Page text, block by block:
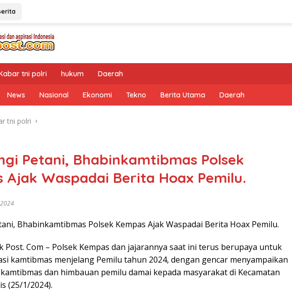
tni polri hukum Daerah
News Nasional Ekonomi Tekno Berita Utama Daerah
tni polri
Petani, Bhabinkamtibmas Polsek
Ajak Waspadai Berita Hoax Pemilu.
Bhabinkamtibmas Polsek Kempas Ajak Waspadai Berita Hoax Pemilu.
Post. Com – Polsek Kempas dan jajarannya saat ini terus berupaya untuk
kamtibmas menjelang Pemilu tahun 2024, dengan gencar menyampaikan
dan himbauan pemilu damai kepada masyarakat di Kecamatan
(25/1/2024).